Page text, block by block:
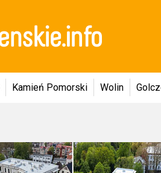
Kamień Pomorski Wolin